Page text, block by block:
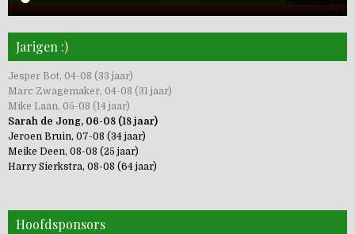
Jarigen :)
Jesper Bot, 04-08 (33 jaar)
Marc Zwagemaker, 04-08 (31 jaar)
Mike Laan, 05-08 (14 jaar)
Sarah de Jong, 06-08 (18 jaar)
Jeroen Bruin, 07-08 (34 jaar)
Meike Deen, 08-08 (25 jaar)
Harry Sierkstra, 08-08 (64 jaar)
Hoofdsponsors